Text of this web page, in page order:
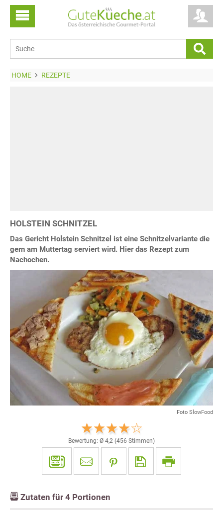
HOME REZEPTE
HOLSTEIN SCHNITZEL
Das Gericht Holstein Schnitzel ist eine Schnitzelvariante die
gern am Muttertag serviert wird. Hier das Rezept zum
Nachochen.
Foto SlowFood
Bewertung: Ø 4,2 (456 Stimmen)
Zutaten für 4 Portionen